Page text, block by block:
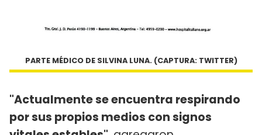
PARTE MÉDICO DE SILVINA LUNA. (CAPTURA: TWITTER)
"Actualmente se encuentra respirando
por sus propios medios con signos